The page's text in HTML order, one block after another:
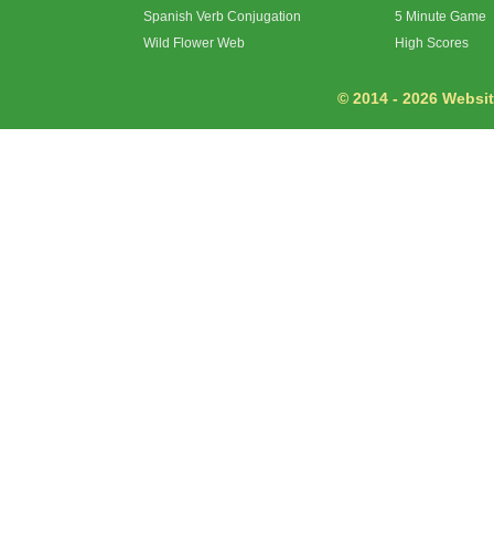
Spanish Verb Conjugation
Wild Flower Web
5 Minute Game
High Scores
© 2014 - 2026